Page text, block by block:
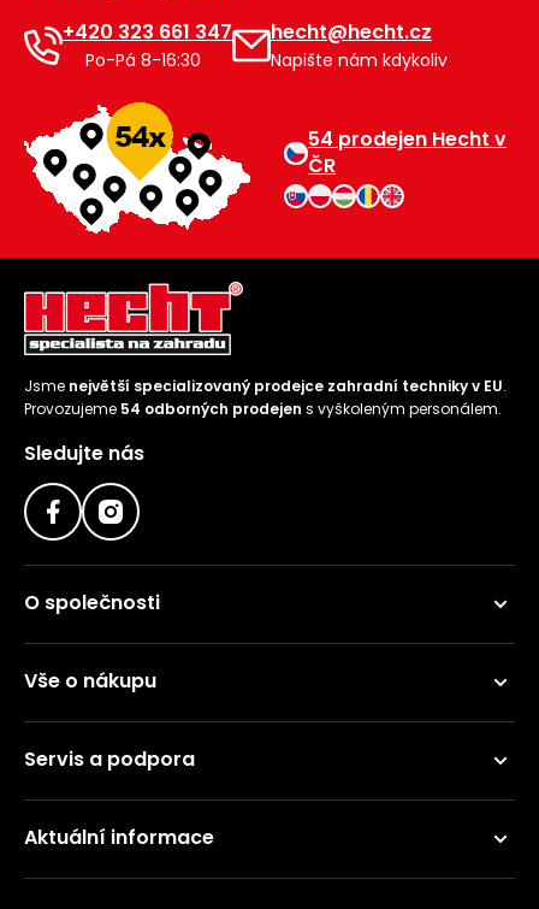
+420 323 661 347
Po-Pá 8-16:30
hecht@hecht.cz
Napište nám kdykoliv
54 prodejen Hecht v
ČR
Jsme největší specializovaný prodejce zahradní techniky v EU.
Provozujeme 54 odborných prodejen s vyškoleným personálem.
Sledujte nás
O společnosti
Vše o nákupu
Servis a podpora
Aktuální informace